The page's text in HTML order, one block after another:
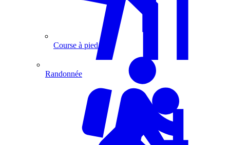
Course à pied
Randonnée